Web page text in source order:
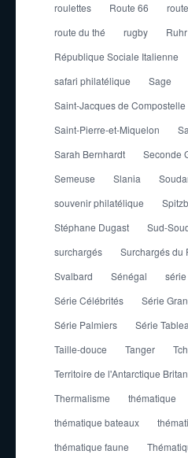
roulettes
Route 66
route du thé
rugby Ruhr
République Sociale Italienne
safari philatélique
Sage
Saint-Jacques de Compostelle
Saint-Pierre-et-Miquelon
Sarah Bernhardt
Seconde
Semeuse
Slania
souvenir philatélique
Stéphane Dugast
Sud-
surchargés
Surchargés du
Svalbard
Sénégal
Série Célébrités
Série
Série Palmiers
Série
Taille-douce
Tanger
Territoire de l'Antarctique
Thermalisme
thématique
thématique bateaux
thématique faune